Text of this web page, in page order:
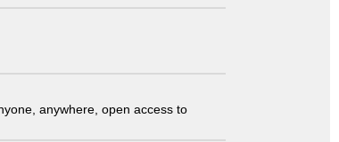
anywhere, open access to